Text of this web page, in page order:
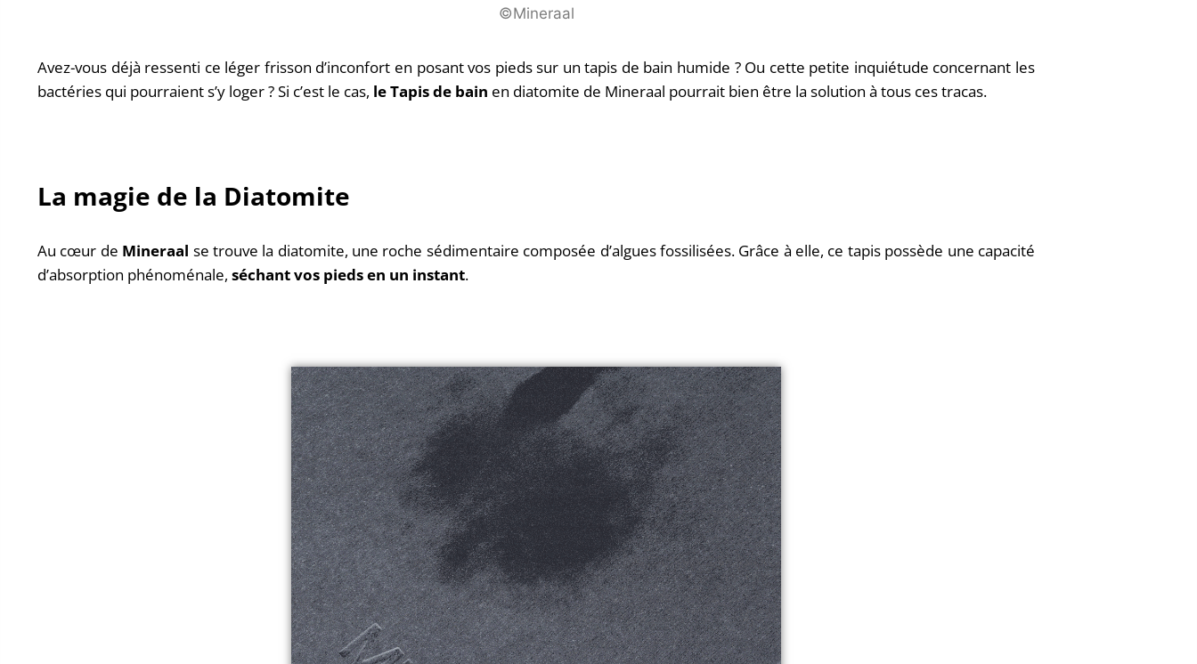
©Mineraal
Avez-vous déjà ressenti ce léger frisson d’inconfort en posant vos pieds sur un tapis de bain humide ? Ou cette petite inquiétude concernant les
bactéries qui pourraient s’y loger ? Si c’est le cas, le Tapis de bain en diatomite de Mineraal pourrait bien être la solution à tous ces tracas.
La magie de la Diatomite
Au cœur de Mineraal se trouve la diatomite, une roche sédimentaire composée d’algues fossilisées. Grâce à elle, ce tapis possède une capacité
d’absorption phénoménale, séchant vos pieds en un instant.